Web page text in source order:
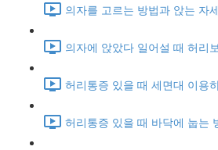
의자를 고르는 방법과 앉는 자
의자에 앉았다 일어설 때 허리
허리통증 있을 때 세면대 이용
허리통증 있을 때 바닥에 눕는